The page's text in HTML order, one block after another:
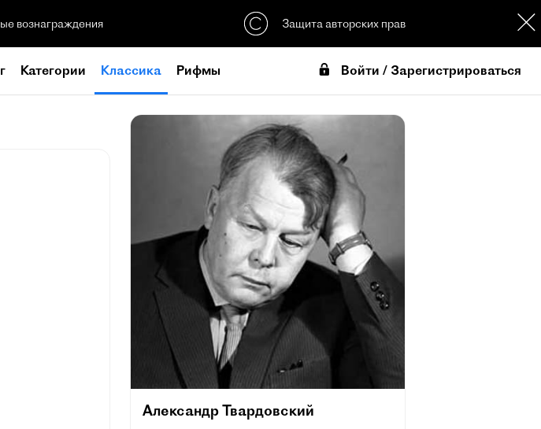
вознаграждения Защита авторских прав
Категории Классика Рифмы Войти / Зарегистрироваться
Александр Твардовский